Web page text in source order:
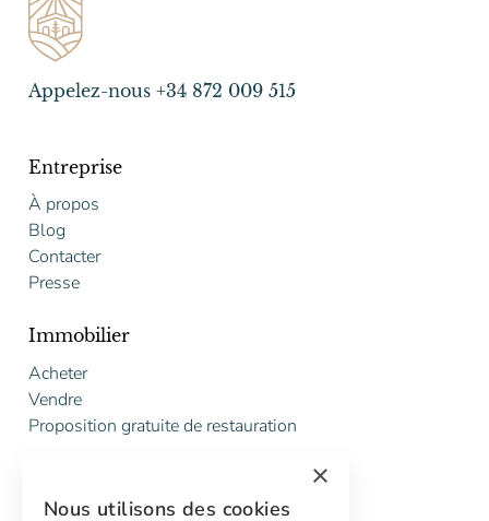
Appelez-nous +34 872 009 515
Entreprise
À propos
Blog
Contacter
Presse
Immobilier
Acheter
Vendre
Proposition gratuite de restauration
Marketing digital
×
Nous utilisons des cookies